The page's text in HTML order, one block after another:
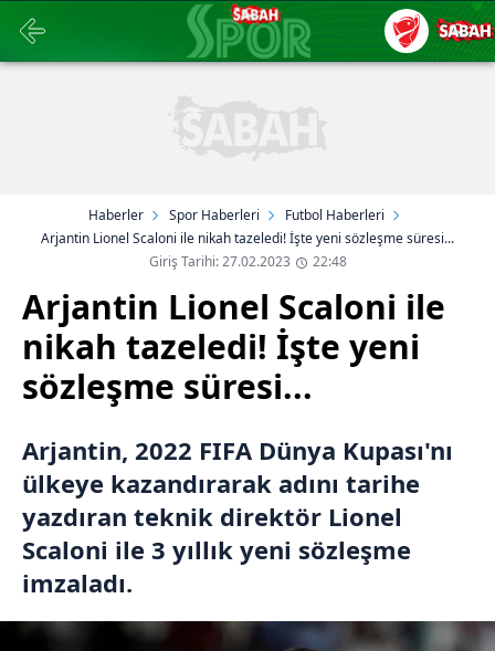
Haberler Spor Haberleri
Futbol Haberleri
Arjantin Lionel Scaloni ile nikah tazeledi! İşte yeni sözleşme süresi...
Giriş Tarihi: 27.02.2023
22:48
Arjantin Lionel Scaloni ile
nikah tazeledi! İşte yeni
sözleşme süresi...
Arjantin, 2022 FIFA Dünya Kupası'nı
ülkeye kazandırarak adını tarihe
yazdıran teknik direktör Lionel
Scaloni ile 3 yıllık yeni sözleşme
imzaladı.